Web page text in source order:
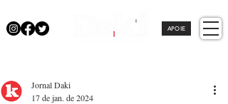
APOIE
Jornal Daki
17 de jan. de 2024